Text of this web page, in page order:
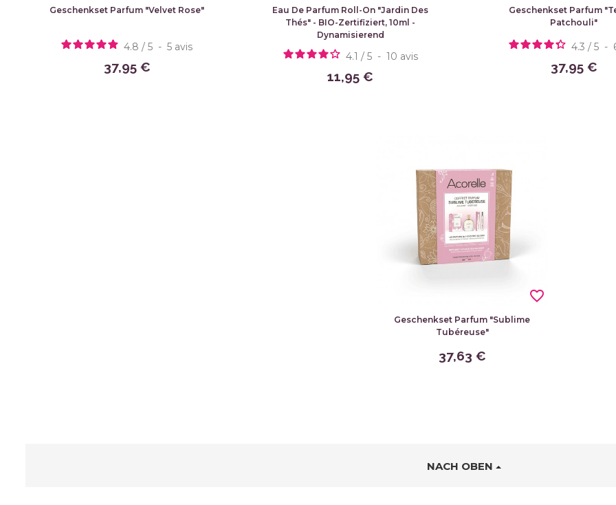
Geschenkset Parfum "Velvet Rose"
4.8 / 5 - 5 avis
37,95 €
Eau De Parfum Roll-On "Jardin Des
Thés" - BIO-Zertifiziert, 10ml -
Dynamisierend
4.1 / 5 - 10 avis
11,95 €
Geschenkset Parfum
Patchouli"
4.3 / 5 -
37,95 €
Geschenkset Parfum "Sublime
Tubéreuse"
37,63 €
favorite_border
NACH OBEN